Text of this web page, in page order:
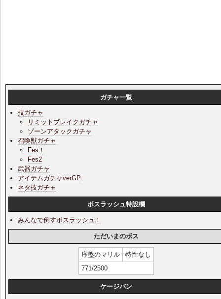
ガチャ一覧
技ガチャ
リミットブレイクガチャ
ゾーンアタックガチャ
召喚獣ガチャ
Fes！
Fes2
武器ガチャ
アイテムガチャverGP
ネタ技ガチャ
ボスラッシュ特設欄
みんなで倒すボスラッシュ！
ただいまのボス
序盤のマリル
特性なし
771/2500
ケージバン